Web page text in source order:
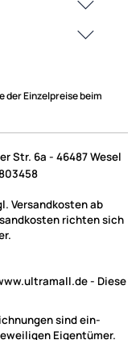
der Einzelpreise beim
Str. 6a - 46487 Wesel
Versandkosten ab
richten sich
- Diese
sind ein-
Eigentümer.